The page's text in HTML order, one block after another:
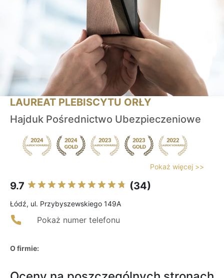
LAUREAT PLEBISCYTU ORŁY
Hajduk Pośrednictwo Ubezpieczeniowe
Pokaż więcej >>
9.7 (34)
Łódź, ul. Przybyszewskiego 149A
Pokaż numer telefonu
O firmie: